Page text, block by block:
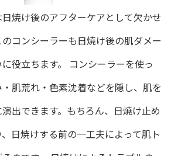
焼け後のアフターケアとして欠かせ
コンシーラーも日焼け後の肌ダメー
役立ちます。 コンシーラーを使っ
肌荒れ・色素沈着などを隠し、肌を
出できます。もちろん、日焼け止め
日焼けする前の一工夫によって肌ト